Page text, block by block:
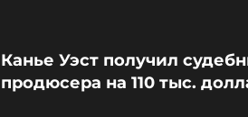
Канье Уэст получил
продюсера на 110 тыс.